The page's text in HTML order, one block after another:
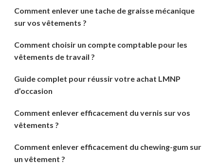
Comment enlever une tache de graisse mécanique
sur vos vêtements ?
Comment choisir un compte comptable pour les
vêtements de travail ?
Guide complet pour réussir votre achat LMNP
d’occasion
Comment enlever efficacement du vernis sur vos
vêtements ?
Comment enlever efficacement du chewing-gum sur
un vêtement ?